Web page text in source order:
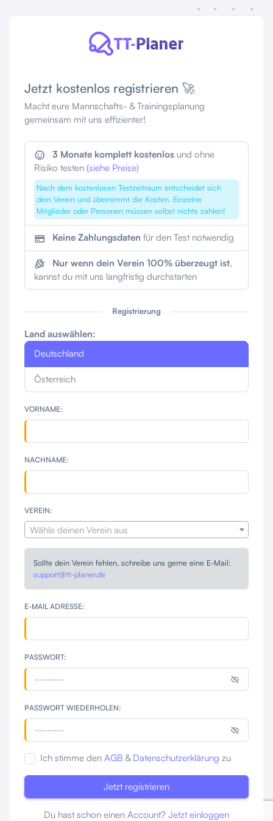
Jetzt kostenlos registrieren 🚀
Macht eure Mannschafts- & Trainingsplanung
gemeinsam mit uns effizienter!
3 Monate komplett kostenlos und ohne
Risiko testen (siehe Preise)
Nach dem kostenlosen Testzeitraum entscheidet sich
dein Verein und übernimmt die Kosten. Einzelne
Mitglieder oder Personen müssen selbst nichts zahlen!
Keine Zahlungsdaten für den Test notwendig
Nur wenn dein Verein 100% überzeugt ist,
kannst du mit uns langfristig durchstarten
Registrierung
Land auswählen:
Deutschland
Österreich
VORNAME:
NACHNAME:
VEREIN:
Wähle deinen Verein aus
Sollte dein Verein fehlen, schreibe uns gerne eine E-Mail:
support@tt-planer.de
E-MAIL ADRESSE:
PASSWORT:
PASSWORT WIEDERHOLEN:
Ich stimme den AGB& Datenschutzerklärung zu
Jetzt registrieren
Du hast schon einen Account? Jetzt einloggen